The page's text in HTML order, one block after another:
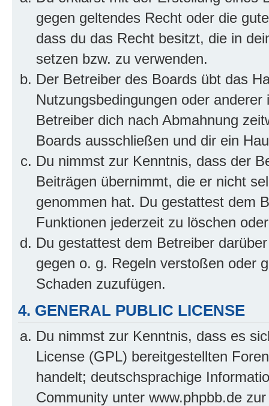
gegen geltendes Recht oder die
dass du das Recht besitzt, die in
setzen bzw. zu verwenden.
Der Betreiber des Boards übt das
Nutzungsbedingungen oder
Betreiber dich nach Abmahnung
Boards ausschließen und dir ein
Du nimmst zur Kenntnis, dass der
Beiträgen übernimmt, die er nicht
genommen hat. Du gestattest dem
Funktionen jederzeit zu löschen
Du gestattest dem Betreiber
gegen o. g. Regeln verstoßen oder
Schaden zuzufügen.
4. GENERAL PUBLIC LICENSE
Du nimmst zur Kenntnis, dass es
License (GPL) bereitgestellten
handelt; deutschsprachige
Community unter www.phpbb.de